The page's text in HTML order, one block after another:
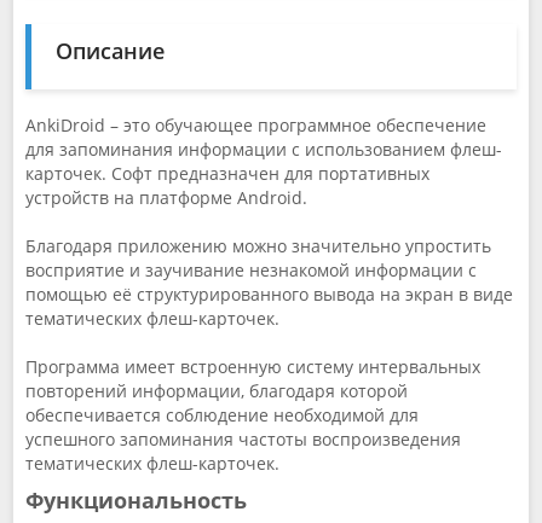
Описание
AnkiDroid – это обучающее программное обеспечение
для запоминания информации с использованием флеш-
карточек. Софт предназначен для портативных
устройств на платформе Android.
Благодаря приложению можно значительно упростить
восприятие и заучивание незнакомой информации с
помощью её структурированного вывода на экран в виде
тематических флеш-карточек.
Программа имеет встроенную систему интервальных
повторений информации, благодаря которой
обеспечивается соблюдение необходимой для
успешного запоминания частоты воспроизведения
тематических флеш-карточек.
Функциональность